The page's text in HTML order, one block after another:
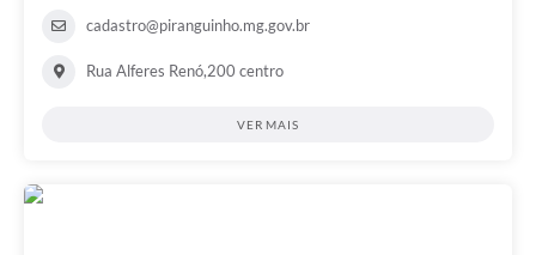
cadastro@piranguinho.mg.gov.br
Rua Alferes Renó,200 centro
VER MAIS